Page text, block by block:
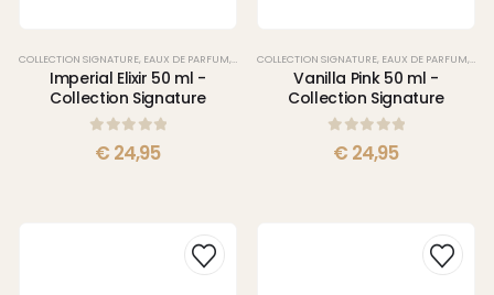
COLLECTION SIGNATURE, EAUX DE PARFUM, PARFUMS
Imperial Elixir 50 ml -
Collection Signature
sur 5
€ 24,95
COLLECTION SIGNATURE, EAUX DE PARFUM,
Vanilla Pink 50 ml -
Collection Signature
sur 5
€ 24,95